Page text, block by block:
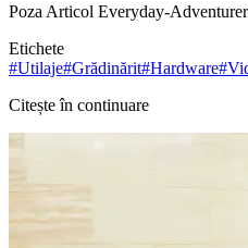
Poza Articol Everyday-
Etichete
#Utilaje#Grădinărit#Hardware#
Citește în continuare